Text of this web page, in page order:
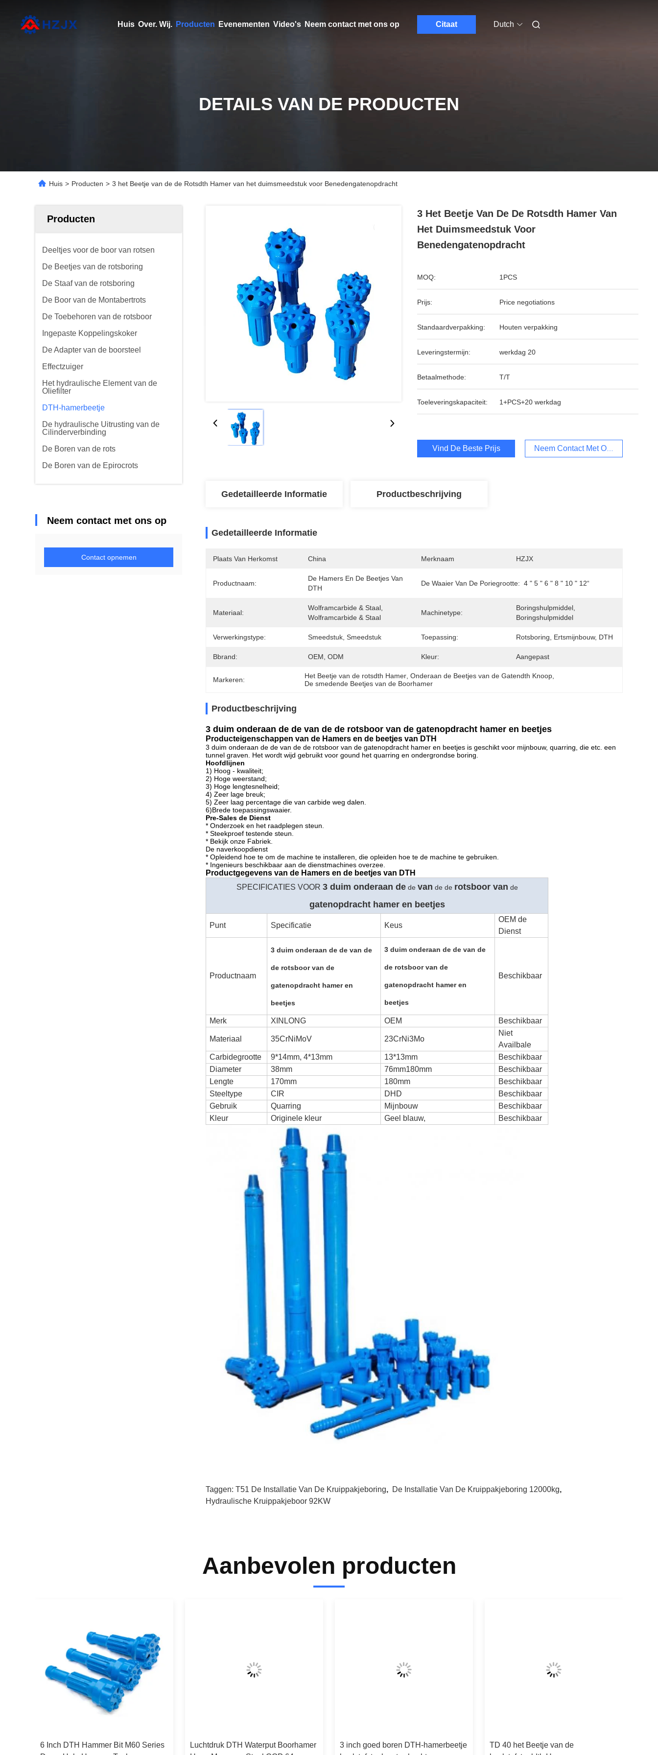
Huis Over. Wij. Producten Evenementen Video's Neem contact met ons op Citaat Dutch
DETAILS VAN DE PRODUCTEN
Huis > Producten > 3 het Beetje van de de Rotsdth Hamer van het duimsmeedstuk voor Benedengatenopdracht
Producten
Deeltjes voor de boor van rotsen
De Beetjes van de rotsboring
De Staaf van de rotsboring
De Boor van de Montabertrots
De Toebehoren van de rotsboor
Ingepaste Koppelingskoker
De Adapter van de boorsteel
Effectzuiger
Het hydraulische Element van de
Oliefilter
DTH-hamerbeetje
De hydraulische Uitrusting van de
Cilinderverbinding
De Boren van de rots
De Boren van de Epirocrots
Neem contact met ons op
Contact opnemen
3 Het Beetje Van De De Rotsdth Hamer Van
Het Duimsmeedstuk Voor
Benedengatenopdracht
MOQ: 1PCS
Prijs: Price negotiations
Standaardverpakking: Houten verpakking
Leveringstermijn: werkdag 20
Betaalmethode: T/T
Toeleveringskapaciteit: 1+PCS+20 werkdag
Vind De Beste Prijs Neem Contact Met Ons Op
Gedetailleerde Informatie Productbeschrijving
Gedetailleerde Informatie
Plaats Van Herkomst China Merknaam HZJX
Productnaam:
De Hamers En De Beetjes Van
DTH
De Waaier Van De Poriegrootte: 4 " 5 " 6 " 8 " 10 " 12“
Materiaal:
Wolframcarbide & Staal,
Wolframcarbide & Staal
Machinetype:
Boringshulpmiddel,
Boringshulpmiddel
Verwerkingstype: Smeedstuk, Smeedstuk Toepassing: Rotsboring, Ertsmijnbouw, DTH
Bbrand: OEM, ODM Kleur: Aangepast
Markeren: Het Beetje van de rotsdth Hamer , Onderaan de Beetjes van de Gatendth Knoop
De smedende Beetjes van de Boorhamer
Productbeschrijving
3 duim onderaan de de van de de rotsboor van de gatenopdracht hamer en beetjes
Producteigenschappen van de Hamers en de beetjes van DTH
3 duim onderaan de de van de de rotsboor van de gatenopdracht hamer en beetjes is geschikt voor mijnbouw, quarring, die etc. een
tunnel graven. Het wordt wijd gebruikt voor gound het quarring en ondergrondse boring.
Hoofdlijnen
1) Hoog - kwaliteit;
2) Hoge weerstand;
3) Hoge lengtesnelheid;
4) Zeer lage breuk;
5) Zeer laag percentage die van carbide weg dalen.
6)Brede toepassingswaaier.
Pre-Sales de Dienst
* Onderzoek en het raadplegen steun.
* Steekproef testende steun.
* Bekijk onze Fabriek.
De naverkoopdienst
* Opleidend hoe te om de machine te installeren, die opleiden hoe te de machine te gebruiken.
* Ingenieurs beschikbaar aan de dienstmachines overzee.
Productgegevens van de Hamers en de beetjes van DTH
SPECIFICATIES VOOR 3 duim onderaan dede van de de rotsboor van de
gatenopdracht hamer en beetjes
Punt Specificatie Keus
OEM de
Dienst
Productnaam
3 duim onderaan de de van de
de rotsboor van de
gatenopdracht hamer en
beetjes
3 duim onderaan de de van de
de rotsboor van de
gatenopdracht hamer en
beetjes
Beschikbaar
Merk XINLONG OEM Beschikbaar
Materiaal 35CrNiMoV 23CrNi3Mo
Niet
Availbale
Carbidegrootte
9*14mm, 4*13mm 13*13mm
Beschikbaar
Diameter
38mm 76mm180mm
Beschikbaar
Lengte
170mm 180mm
Beschikbaar
Steeltype
CIR DHD
Beschikbaar
Gebruik
Quarring Mijnbouw
Beschikbaar
Kleur
Originele kleur Geel blauw, Beschikbaar
Taggen: T51 De Installatie Van De Kruippakjeboring, De Installatie Van De Kruippakjeboring 12000kg,
Hydraulische Kruippakjeboor 92KW
Aanbevolen producten
6 Inch DTH Hammer Bit M60 Series
Luchtdruk DTH Waterput Boorhamer
3 inch goed boren DTH-hamerbeetje
TD 40 het Beetje van de